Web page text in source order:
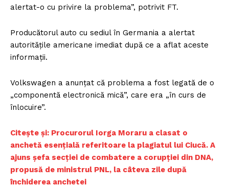
alertat-o cu privire la problema”, potrivit FT.
Producătorul auto cu sediul în Germania a alertat
autoritățile americane imediat după ce a aflat aceste
informații.
Volkswagen a anunțat că problema a fost legată de o
„componentă electronică mică”, care era „în curs de
înlocuire”.
Citește și: Procurorul Iorga Moraru a clasat o
anchetă esențială referitoare la plagiatul lui Ciucă. A
ajuns șefa secției de combatere a corupției din DNA,
propusă de ministrul PNL, la câteva zile după
închiderea anchetei